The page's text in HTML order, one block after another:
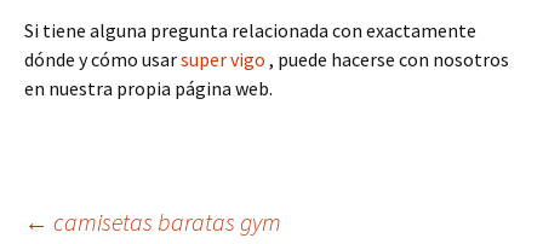
Si tiene alguna pregunta relacionada con exactamente
dónde y cómo usarsuper vigo , puede hacerse con nosotros
en nuestra propia página web.
← camisetas baratas gym